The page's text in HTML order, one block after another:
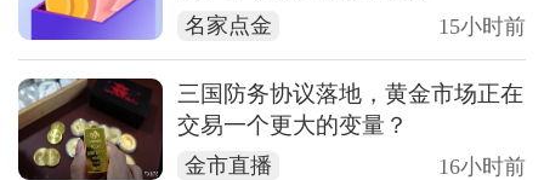
名家点金 15小时前
三国防务协议落地，黄金市场正在
交易一个更大的变量？
金市直播 16小时前